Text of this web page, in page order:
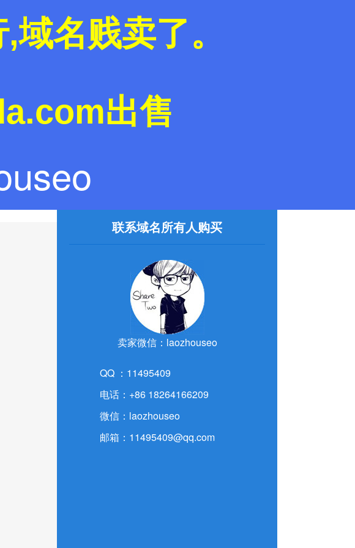
名贱卖了。
出售
联系域名所有人购买
卖家微信：laozhouseo
QQ ：11495409
电话：+86 18264166209
微信：laozhouseo
邮箱：11495409@qq.com